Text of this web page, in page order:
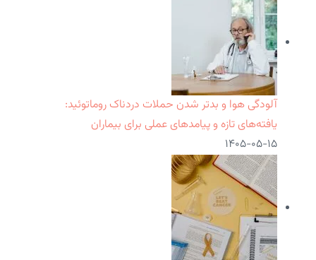
آلودگی هوا و بدتر شدن حملات دردناک روماتوئید:
یافته‌های تازه و پیامدهای عملی برای بیماران
۱۴۰۵-۰۵-۱۵